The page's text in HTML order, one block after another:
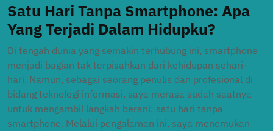
2025
Satu Hari Tanpa Smartphone: Apa
Yang Terjadi Dalam Hidupku?
Di tengah dunia yang semakin terhubung ini, smartphone
menjadi bagian tak terpisahkan dari kehidupan sehari-
hari. Namun, sebagai seorang penulis dan profesional di
bidang teknologi informasi, saya merasa sudah saatnya
untuk mengambil langkah berani: satu hari tanpa
smartphone. Melalui pengalaman ini, saya menemukan